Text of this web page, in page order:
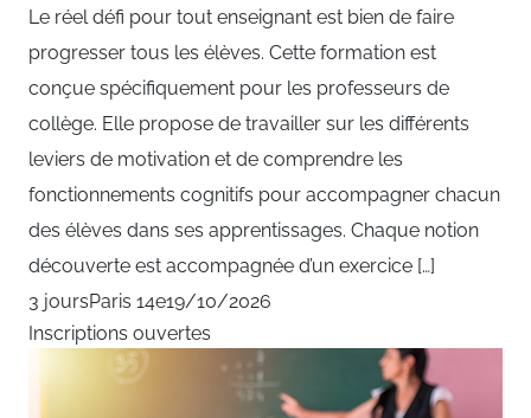
Le réel défi pour tout enseignant est bien de faire
progresser tous les élèves. Cette formation est
conçue spécifiquement pour les professeurs de
collège. Elle propose de travailler sur les différents
leviers de motivation et de comprendre les
fonctionnements cognitifs pour accompagner chacun
des élèves dans ses apprentissages. Chaque notion
découverte est accompagnée d’un exercice […]
3 joursParis 14e19/10/2026
Inscriptions ouvertes